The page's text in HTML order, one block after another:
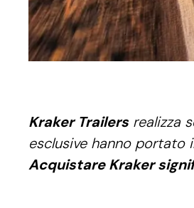
Kraker Trailersrealizza
esclusive hanno portato
Acquistare Kraker